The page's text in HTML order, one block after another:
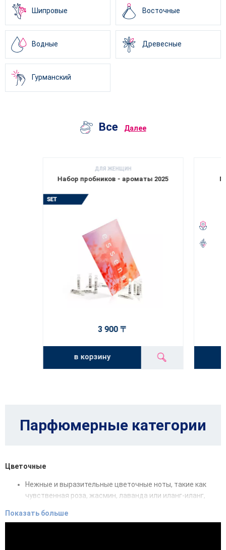
Шипровые Восточные
Водные Древесные
Гурманский
Все Далее
ДЛЯ ЖЕНЩИН
Набор пробников - ароматы 2025
3 900 〒
в корзину
Парфюмерные категории
Цветочные
Нежные и выразительные цветочные ноты, такие как
чувственная роза, жасмин, лаванда или иланг-иланг,
Восточные
Показать больше